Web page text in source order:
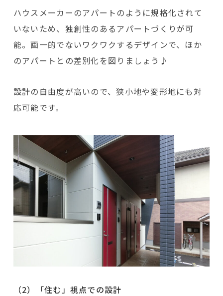
ハウスメーカーのアパートのように規格化されて
いないため、独創性のあるアパートづくりが可
能。画一的でないワクワクするデザインで、ほか
のアパートとの差別化を図りましょう♪
設計の自由度が高いので、狭小地や変形地にも対
応可能です。
（2）「住む」視点での設計